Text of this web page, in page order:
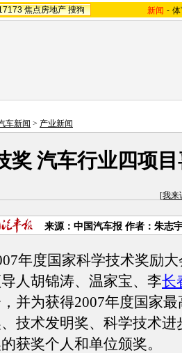
焦点房地产 搜狗 新闻 -
车新闻 > 产业新闻
奖 汽车行业四项
[我来
来源：中国汽车报 作者：朱志
度国家科学技术奖励大
人胡锦涛、温家宝、李长
并为获得2007年度国家
技术发明奖、科学技术进
获奖个人和单位颁奖。